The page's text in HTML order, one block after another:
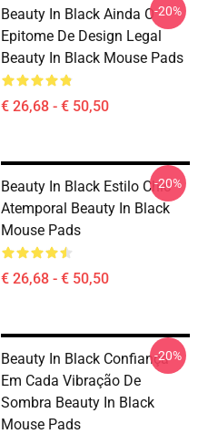
Beauty In Black Ainda O
Epitome De Design Legal
Beauty In Black Mouse Pads
€ 26,68 - € 50,50
-20%
Beauty In Black Estilo Chic
Atemporal Beauty In Black
Mouse Pads
€ 26,68 - € 50,50
-20%
Beauty In Black Confiança
Em Cada Vibração De
Sombra Beauty In Black
Mouse Pads
-20%